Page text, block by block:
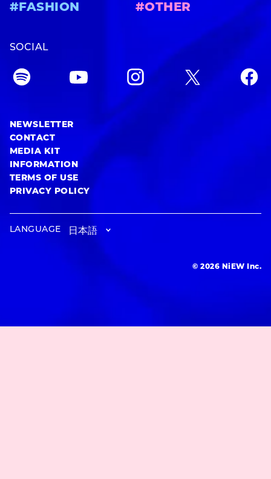
#FASHION
#OTHER
SOCIAL
NEWSLETTER
CONTACT
MEDIA KIT
INFORMATION
TERMS OF USE
PRIVACY POLICY
LANGUAGE
© 2026 NiEW Inc.